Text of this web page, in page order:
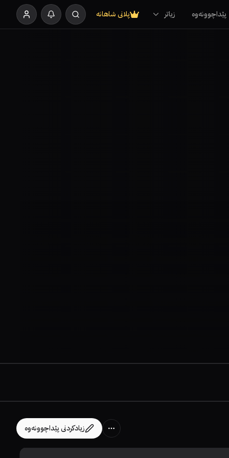
پێداچوونەوە زیاتر پلانی شاهانە
زیادکردنی پێداچوونەوە